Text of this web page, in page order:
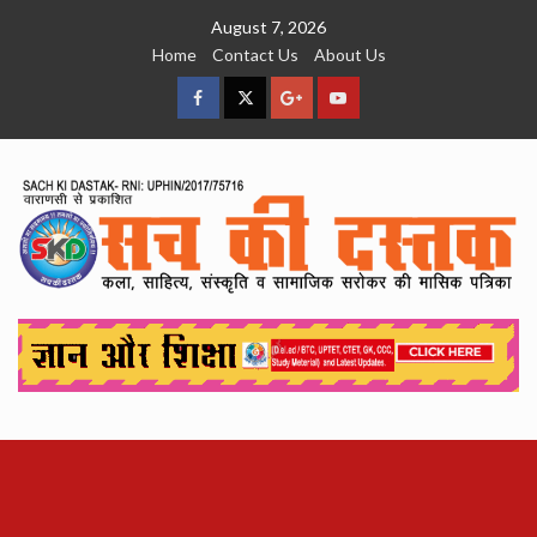
August 7, 2026
Home
Contact Us About Us
facebookTwitterGoogleYouTube